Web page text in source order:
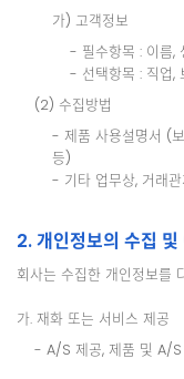
가) 고객정보
- 필수항목 : 이름,
- 선택항목 : 직업,
(2) 수집방법
- 제품 사용설명서 (
등)
- 기타 업무상, 거래
2. 개인정보의 수집 및
회사는 수집한 개인정보를
가. 재화 또는 서비스 제공
- A/S 제공, 제품 및 A/S